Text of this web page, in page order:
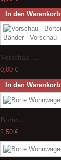
In den Warenkorb
Vorschau -...
0,00 €
In den Warenkorb
Borte...
2,50 €